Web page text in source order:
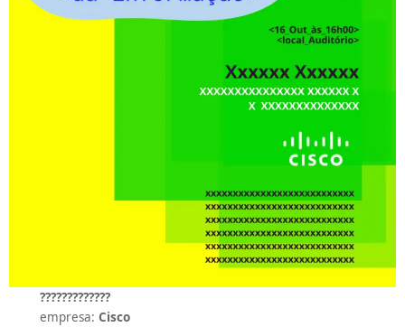
?????????????
empresa:Cisco